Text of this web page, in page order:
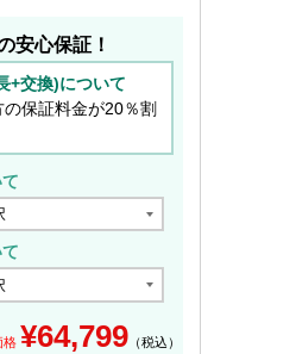
安心保証！
+交換)について
保証料金が20％割
格 ¥64,799 （税込）